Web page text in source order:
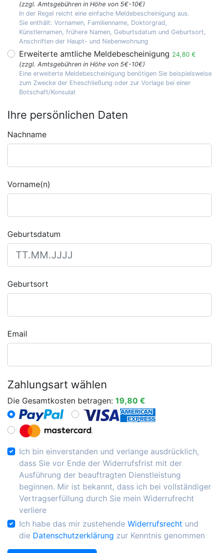
(zzgl. Amtsgebühren in Höhe von 5€-10€)
In der Regel reicht eine einfache Meldebescheinigung aus.
Sie enthält: Vornamen, Familienname, Doktorgrad,
Künstlernamen, frühere Namen, Geburtsdatum und Geburtsort,
Anschriften der Haupt- und Nebenwohnung
Erweiterte amtliche Meldebescheinigung 24,80 €
(zzgl. Amtsgebühren in Höhe von 5€-10€)
Eine erweiterte Meldebescheinigung benötigen Sie beispielsweise
zum Zwecke der Eheschließung oder zur Vorlage bei einer
Botschaft/Konsulat
Ihre persönlichen Daten
Nachname
Vorname(n)
Geburtsdatum
Geburtsort
Email
Zahlungsart wählen
Die Gesamtkosten betragen: 19,80 €
Ich bin einverstanden und verlange ausdrücklich,
dass Sie vor Ende der Widerrufsfrist mit der
Ausführung der beauftragten Dienstleistung
beginnen. Mir ist bekannt, dass ich bei vollständiger
Vertragserfüllung durch Sie mein Widerrufrecht
verliere
Ich habe das mir zustehende Widerrufsrecht und
die Datenschutzerklärung zur Kenntnis genommen